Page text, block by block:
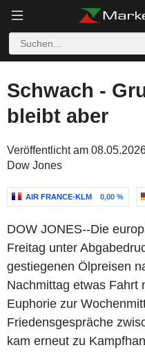
Schwach -
bleibt aber
Veröffentlicht am
Dow Jones
AIR FRANCE-KLM 0,00 %
DOW JONES--Die
Freitag unter
gestiegenen Ölpreisen
Nachmittag etwas Fahrt
Euphorie zur
Friedensgespräche
kam erneut zu